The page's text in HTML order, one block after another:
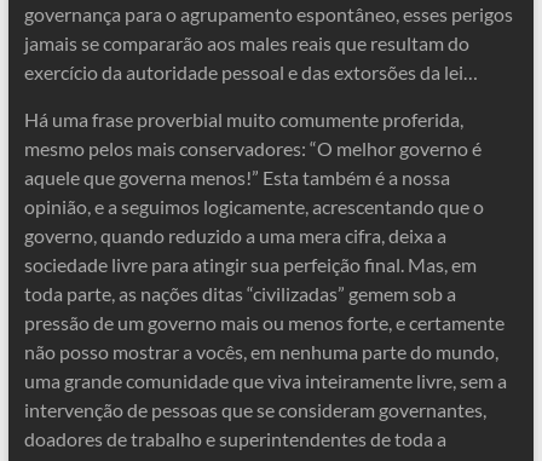
governança para o agrupamento espontâneo, esses perigos
jamais se compararão aos males reais que resultam do
exercício da autoridade pessoal e das extorsões da lei…
Há uma frase proverbial muito comumente proferida,
mesmo pelos mais conservadores: “O melhor governo é
aquele que governa menos!” Esta também é a nossa
opinião, e a seguimos logicamente, acrescentando que o
governo, quando reduzido a uma mera cifra, deixa a
sociedade livre para atingir sua perfeição final. Mas, em
toda parte, as nações ditas “civilizadas” gemem sob a
pressão de um governo mais ou menos forte, e certamente
não posso mostrar a vocês, em nenhuma parte do mundo,
uma grande comunidade que viva inteiramente livre, sem a
intervenção de pessoas que se consideram governantes,
doadores de trabalho e superintendentes de toda a